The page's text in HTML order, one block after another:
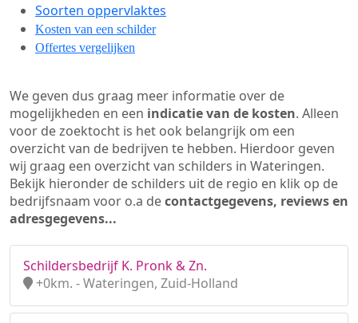
Soorten oppervlaktes
Kosten van een schilder
Offertes vergelijken
We geven dus graag meer informatie over de
mogelijkheden en een indicatie van de kosten. Alleen
voor de zoektocht is het ook belangrijk om een
overzicht van de bedrijven te hebben. Hierdoor geven
wij graag een overzicht van schilders in Wateringen.
Bekijk hieronder de schilders uit de regio en klik op de
bedrijfsnaam voor o.a decontactgegevens, reviews en
adresgegevens...
Schildersbedrijf K. Pronk & Zn.
+0km. - Wateringen, Zuid-Holland